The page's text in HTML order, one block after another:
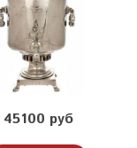
45100 руб